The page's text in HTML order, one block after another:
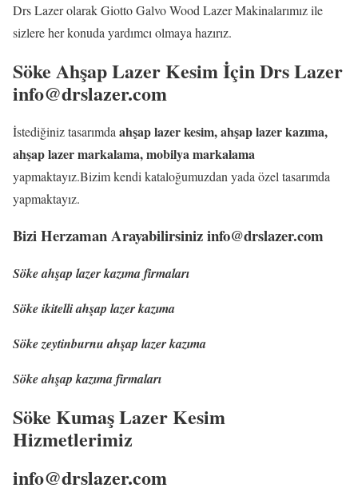
Drs Lazer olarak Giotto Galvo Wood Lazer Makinalarımız ile
sizlere her konuda yardımcı olmaya hazırız.
Söke Ahşap Lazer Kesim İçin Drs Lazer
info@drslazer.com
İstediğiniz tasarımda ahşap lazer kesim, ahşap lazer kazıma,
ahşap lazer markalama, mobilya markalama
yapmaktayız.Bizim kendi kataloğumuzdan yada özel tasarımda
yapmaktayız.
Bizi Herzaman Arayabilirsiniz info@drslazer.com
Söke ahşap lazer kazıma firmaları
Söke ikitelli ahşap lazer kazıma
Söke zeytinburnu ahşap lazer kazıma
Söke ahşap kazıma firmaları
Söke Kumaş Lazer Kesim
Hizmetlerimiz
info@drslazer.com